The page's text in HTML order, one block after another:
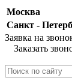
Москва
Санкт -
Заявка на
Заказать